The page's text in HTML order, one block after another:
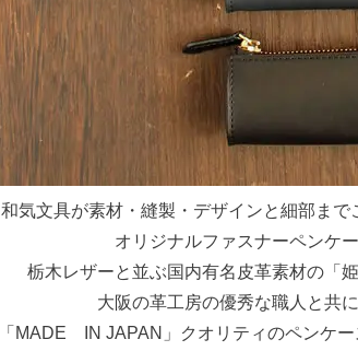
和気文具が素材・縫製・デザインと細部まで
オリジナルファスナーペンケー
栃木レザーと並ぶ国内有名皮革素材の「
大阪の革工房の優秀な職人と共
「MADE IN JAPAN」クオリティのペンケー